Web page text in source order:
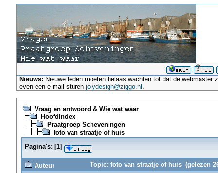
Nieuws: Nieuwe leden moeten helaas wachten tot dat de
even een e-mail sturenjolydesign@ziggo.nl .
Vraag en antwoord & Wie wat waar
Hoofdindex
Praatgroep Scheveningen
foto van straatje of huis
Pagina's: [1]
Auteur
Topic: foto van straatje of huis (gelezen